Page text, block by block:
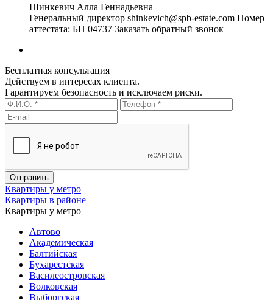
Шинкевич Алла Геннадьевна
Генеральный директор shinkevich@spb-estate.com Номер
аттестата: БН 04737 Заказать обратный звонок
Бесплатная консультация
Действуем в интересах клиента.
Гарантируем безопасность и исключаем риски.
Квартиры у метро
Квартиры в районе
Квартиры у метро
Автово
Академическая
Балтийская
Бухарестская
Василеостровская
Волковская
Выборгская